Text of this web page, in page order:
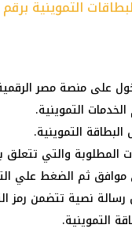
التموينية
على منصة مصر
التموينية.
البطاقة التموينية.
المطلوبة والتي تتعلق
ثم الضغط علي
نصية تتضمن رمز
التموينية.